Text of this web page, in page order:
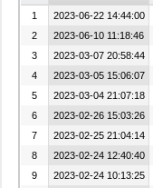
1
2023-06-22 14:44:00
2
2023-06-10 11:18:46
3
2023-03-07 20:58:44
4
2023-03-05 15:06:07
5
2023-03-04 21:07:18
6
2023-02-26 15:03:26
7
2023-02-25 21:04:14
8
2023-02-24 12:40:40
9
2023-02-24 10:13:25